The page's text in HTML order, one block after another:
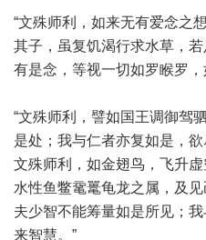
“文殊师利，如来无有爱念之
其子，虽复饥渴行求水草，
有是念，等视一切如罗睺罗
“文殊师利，譬如国王调御驾
是处；我与仁者亦复如是，
文殊师利，如金翅鸟，飞升
水性鱼鳖鼋鼍龟龙之属，及
夫少智不能筹量如是所见；
来智慧。”